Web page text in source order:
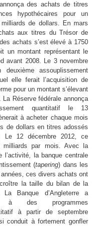
des achats de titres
hypothécaires pour un
de dollars. En mars
aux titres du Trésor de
achats s’est élevé à 1750
un montant représentant le
avant 2008. Le 3 novembre
assouplissement
elle ferait l’acquisition de
pour un montant s’élevant
Réserve fédérale annonça
quantitatif le 13
à acheter chaque mois
de dollars en titres adossés
Le 12 décembre 2012, ce
par mois. Avec la
l’activité, la banque centrale
(tapering) dans les
ces divers achats ont
la taille du bilan de la
Banque d’Angleterre a
à des programmes
à partir de septembre
conduit à fortement gonfler